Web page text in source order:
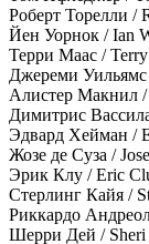
Роберт Торелли /
Йен Уорнок / Ian
Терри Маас /
Джереми
Алистер Макнил
Димитрис
Эдвард Хейман /
Жозе де Суза /
Эрик Клу / Eric
Стерлинг Кайя /
Риккардо
Шерри Дей /